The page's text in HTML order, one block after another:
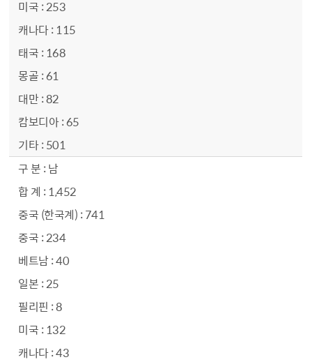
253
115
168
61
82
65
501
남
1,452
741
234
40
25
8
132
43